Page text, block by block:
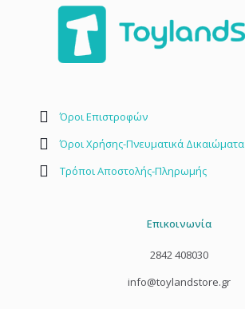
Όροι Επιστροφών
Όροι Χρήσης-Πνευματικά Δικαιώματα
Τρόποι Αποστολής-Πληρωμής
Επικοινωνία
2842 408030
info@toylandstore.gr